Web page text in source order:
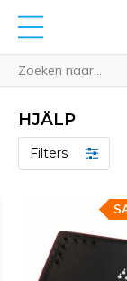
HJÄLP
Filters